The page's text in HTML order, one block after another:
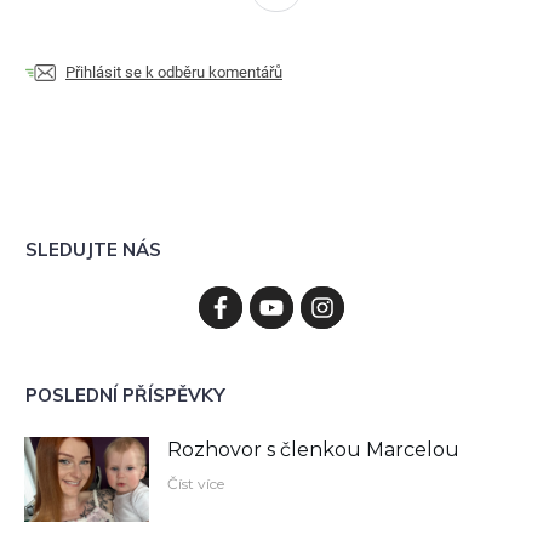
Přihlásit se k odběru komentářů
SLEDUJTE NÁS
POSLEDNÍ PŘÍSPĚVKY
Rozhovor s členkou Marcelou
Číst více